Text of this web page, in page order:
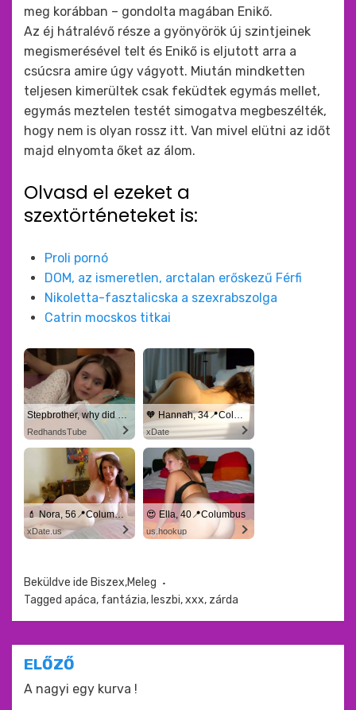
meg korábban – gondolta magában Enikő.
Az éj hátralévő része a gyönyörök új szintjeinek
megismerésével telt és Enikő is eljutott arra a
csúcsra amire úgy vágyott. Miután mindketten
teljesen kimerültek csak feküdtek egymás mellet,
egymás meztelen testét simogatva megbeszélték,
hogy nem is olyan rossz itt. Van mivel elütni az időt
majd elnyomta őket az álom.
Olvasd el ezeket a
szextörténeteket is:
Proli pornó
DOM, az ismeretlen, arctalan erőskezű Férfi
Nikoletta-fasztalicska a szexrabszolga
Catrin mocskos titkai
Stepbrother, why did you show me your dick? Now I want to fuck you with my wet pussy
RedhandsTube
🧡 Hannah, 34📍Columbus
xDate
💄 Nora, 56📍Columbus
xDate.us
😍 Ella, 40📍Columbus
us.hookup
Beküldve ide Biszex,Meleg
Tagged apáca, fantázia, leszbi,xxx, zárda
Bejegyzés
navigáció
ELŐZŐ
A nagyi egy kurva !